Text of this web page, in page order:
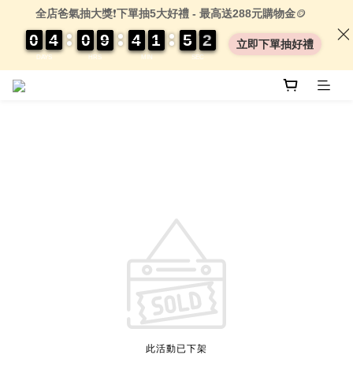
此活動已下架
全店爸氣抽大獎❗下單抽5大好禮 - 最高送288元購物金🪙
DAYS
0
0
0
0 4
4
4
4
HRS
0
0
0
0 9
9
9
9
MIN
4
4
4
4 1
1
1
1
SEC
5
5
5
5 0
0
2
2
1 立即下單抽好禮